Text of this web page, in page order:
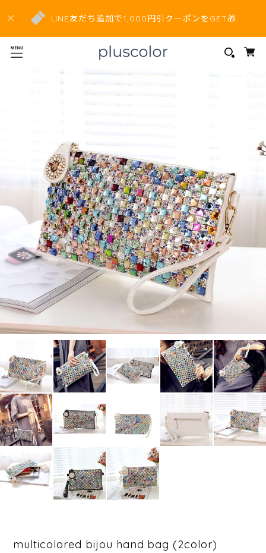
LINE友だち追加で1,000円引クーポンをGET🎁
multicolored bijou hand bag (2color)